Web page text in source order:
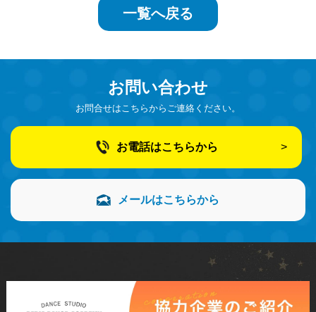
一覧へ戻る
お問い合わせ
お問合せはこちらからご連絡ください。
お電話はこちらから
メールはこちらから